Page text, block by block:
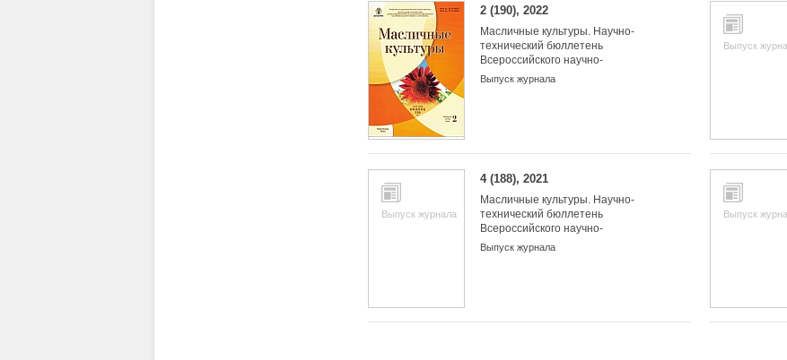
2 (190), 2022
Масличные культуры. Научно-
технический бюллетень
Всероссийского научно-
исследовательского института
Выпуск журнала
Выпуск
Выпуск журнала
4 (188), 2021
Масличные культуры. Научно-
технический бюллетень
Всероссийского научно-
исследовательского института
Выпуск журнала
Выпуск